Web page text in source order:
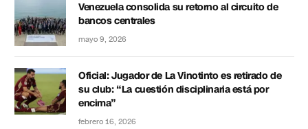
Venezuela consolida su retorno al circuito de
bancos centrales
mayo 9, 2026
Oficial: Jugador de La Vinotinto es retirado de
su club: “La cuestión disciplinaria está por
encima”
febrero 16, 2026